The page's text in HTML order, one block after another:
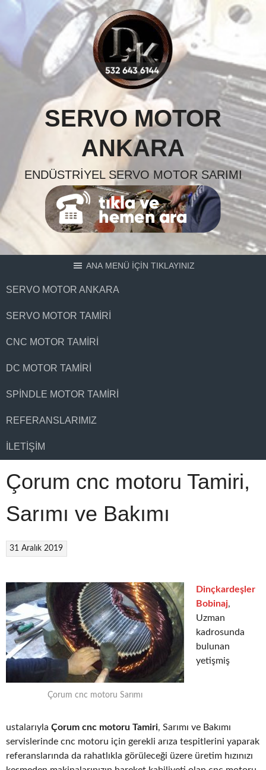
Skip
content
SERVO MOTOR
ANKARA
ENDÜSTRIYEL SERVO MOTOR SARIMI
ANA MENÜ İÇİN TIKLAYINIZ
SERVO MOTOR ANKARA
SERVO MOTOR TAMIRI
CNC MOTOR TAMIRI
DC MOTOR TAMIRI
SPINDLE MOTOR TAMIRI
REFERANSLARIMIZ
İLETIŞIM
Çorum cnc motoru Tamiri,
Sarımı ve Bakımı
31 Aralık 2019
Çorum cnc motoru Sarımı
Dinçkardeşler
Bobinaj,
Uzman
kadrosunda
bulunan
yetişmiş
ustalarıyla Çorum cnc motoru Tamiri, Sarımı ve Bakımı
servislerinde cnc motoru için gerekli arıza tespitlerini yaparak
referanslarında da rahatlıkla görüleceği üzere üretim hızınızı